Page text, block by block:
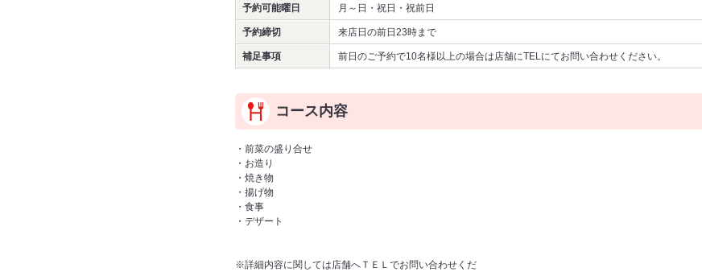
予約可能曜日 月～日・祝日・祝前日
予約締切 来店日の前日23時まで
補足事項 前日のご予約で10名様以上の場合は店舗にTELにてお問い合わせください。
コース内容
・前菜の盛り合せ
・お造り
・焼き物
・揚げ物
・食事
・デザート
※詳細内容に関しては店舗へＴＥＬでお問い合わせくだ